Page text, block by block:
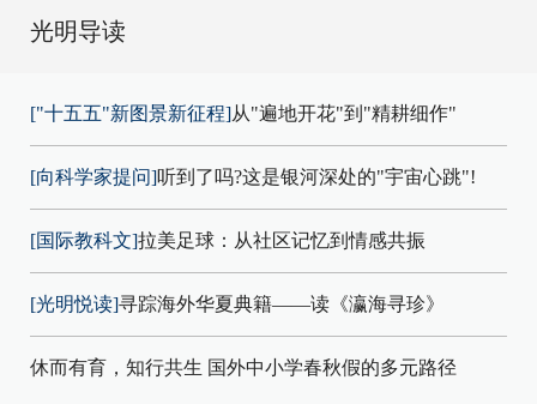
光明导读
["十五五"新图景新征程]从"遍地开花"到"精耕细作"
[向科学家提问]听到了吗?这是银河深处的"宇宙心跳"!
[国际教科文]拉美足球：从社区记忆到情感共振
[光明悦读]寻踪海外华夏典籍——读《瀛海寻珍》
休而有育，知行共生 国外中小学春秋假的多元路径